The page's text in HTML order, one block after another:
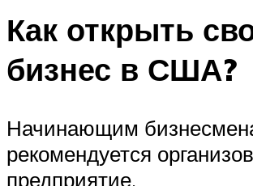
Как открыть
бизнес в США?
Начинающим
рекомендуется
предприятие.